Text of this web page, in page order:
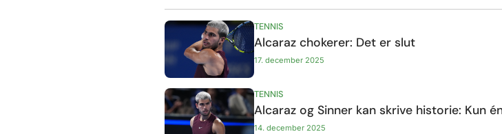
Alcaraz chokerer: Det er slut
17. december 2025
TENNIS
Alcaraz og Sinner kan skrive historie: Kun
14. december 2025
TENNIS